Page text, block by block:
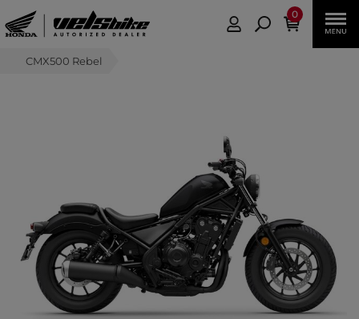
0
CMX500 Rebel